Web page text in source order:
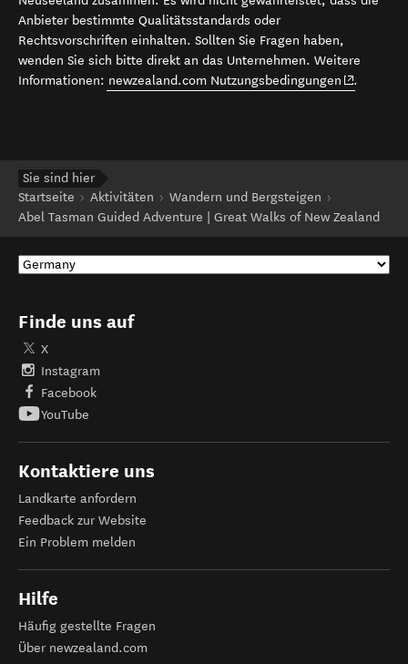
Anbieter bestimmte Qualitätsstandards oder
Rechtsvorschriften einhalten. Sollten Sie Fragen haben,
wenden Sie sich bitte direkt an das Unternehmen. Weitere
Informationen: newzealand.com Nutzungsbedingungen (opens in
.
Sie sind hier
Startseite
Aktivitäten
Wandern und Bergsteigen
Abel Tasman Guided Adventure | Great Walks of New Zealand
Finde uns auf
X
Instagram
Facebook
YouTube
Kontaktiere uns
Landkarte anfordern
Feedback zur Website
Ein Problem melden
Hilfe
Häufig gestellte Fragen
Über newzealand.com